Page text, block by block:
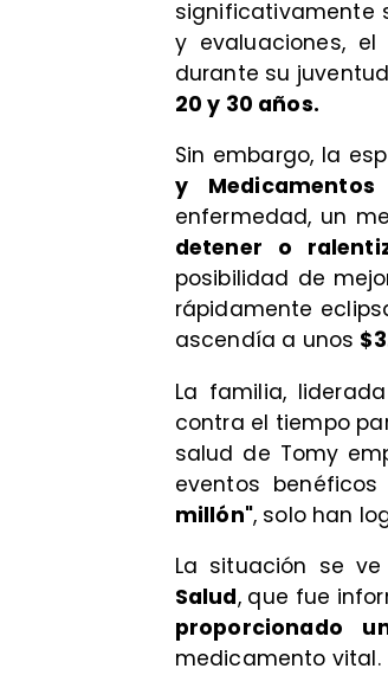
significativamente
y evaluaciones,
durante su
20 y 30 años.
​Sin embargo, la
y Medicamentos
enfermedad, un
detener o
posibilidad de
rápidamente
ascendía a unos
​La familia,
contra el tiempo
salud de Tomy
eventos
millón", solo han
​La situación se
Salud, que fue
proporcionado
medicamento vital.